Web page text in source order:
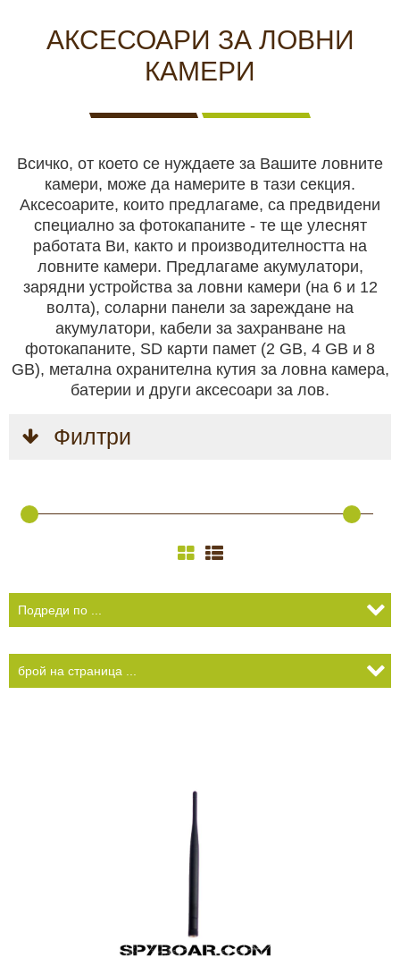
ЛОВНИ
КУЧЕТА
ЛОВНО
ОБОРУДВАНЕ
САМОЗАЩИТА
КЪМПИНГ
И ХОБИ
ЛОВНО
ОБЛЕКЛО
БЕЗОПАСТНОСТ
И
СИГУРНОСТ
БОДИ
КАМЕРИ
И
ЕКШЪН
КАМЕРИ
АКУМУЛАТОРИ
И
БАТЕРИИ
СОЛАРНИ
ПАНЕЛИ
И
ЗАРЯДНИ
НОЩНО
ВИЖДАНЕ
ВИДЕОРЕГИСТРАТОРИ
ЗА
ПОДАРЪЦИ
РАЗГЛЕДАЙ ПРОДУКТИ
Хранилки
Чакала
Ловни кучета
Ловно оборудване
Самозащита
Къмпинг и хоби
Ловно облекло
Безопастност и
Боди камери и екшън
Акумулатори и батерии
зарядни
Видеорегистратори
За подаръци
Архивни продукти
АКСЕСОАРИ ЗА ЛОВНИ
КАМЕРИ
Всичко, от което се нуждаете за Вашите ловните
камери, може да намерите в тази секция.
Аксесоарите, които предлагаме, са предвидени
специално за фотокапаните - те ще улеснят
работата Ви, както и производителността на
ловните камери. Предлагаме акумулатори,
зарядни устройства за ловни камери (на 6 и 12
волта), соларни панели за зареждане на
акумулатори, кабели за захранване на
фотокапаните, SD карти памет (2 GB, 4 GB и 8
GB), метална охранителна кутия за ловна камера,
батерии и други аксесоари за лов.
Филтри